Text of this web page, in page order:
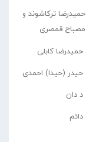
حمیدرضا ترکاشوند و
مصباح قمصری
حمیدرضا کابلی
حیدر (حیدا) احمدی
د دان
دائم